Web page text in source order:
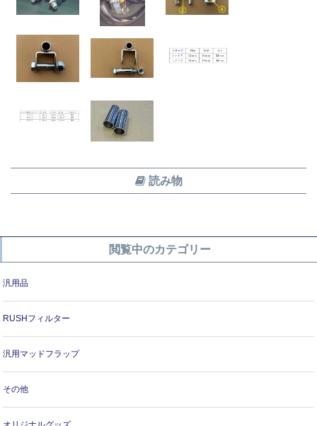
読み物
閲覧中のカテゴリー
汎用品
RUSHフィルター
汎用マッドフラップ
その他